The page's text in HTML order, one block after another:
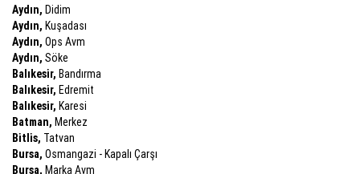
Aydın, Didim
Aydın, Kuşadası
Aydın, Ops Avm
Aydın, Söke
Balıkesir, Bandırma
Balıkesir, Edremit
Balıkesir, Karesi
Batman, Merkez
Bitlis, Tatvan
Bursa, Osmangazi - Kapalı Çarşı
Bursa, Marka Avm